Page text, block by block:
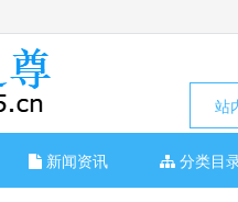
站
新闻资讯 分类目